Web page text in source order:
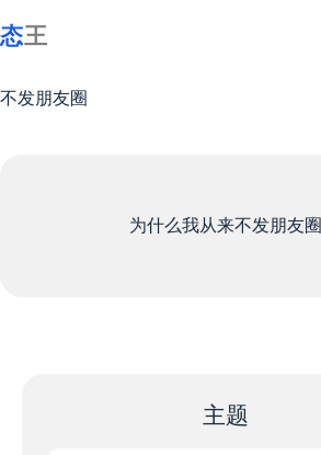
至
不发朋友圈
为什么我从来不发朋友圈
主题